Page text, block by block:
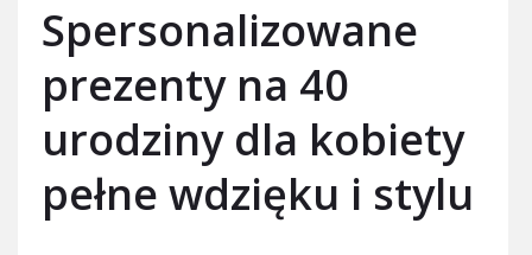
Spersonalizowane
prezenty na 40
urodziny dla kobiety
pełne wdzięku i stylu